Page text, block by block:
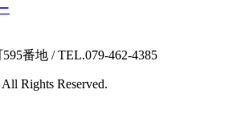
番地 / TEL.079-462-4385
Rights Reserved.